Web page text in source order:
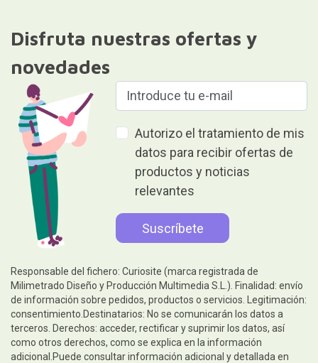
Disfruta nuestras ofertas y
novedades
Autorizo el tratamiento de mis
datos para recibir ofertas de
productos y noticias
relevantes
Responsable del fichero: Curiosite (marca registrada de
Milimetrado Diseño y Producción Multimedia S.L.). Finalidad: envío
de información sobre pedidos, productos o servicios. Legitimación:
consentimiento.Destinatarios: No se comunicarán los datos a
terceros. Derechos: acceder, rectificar y suprimir los datos, así
como otros derechos, como se explica en la información
adicional.Puede consultar información adicional y detallada en